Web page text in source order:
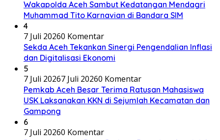
Wakapolda Aceh Sambut Kedatangan Mendagri
Muhammad Tito Karnavian di Bandara SIM
4
7 Juli 20260 Komentar
Sekda Aceh Tekankan Sinergi Pengendalian Inflasi
dan Digitalisasi Ekonomi
5
7 Juli 20267 Juli 20260 Komentar
Pemkab Aceh Besar Terima Ratusan Mahasiswa
USK Laksanakan KKN di Sejumlah Kecamatan dan
Gampong
6
7 Juli 20260 Komentar